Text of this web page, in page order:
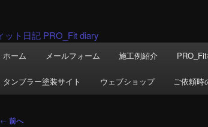
ホーム メールフォーム 施工例紹介
タンブラー塗装サイト ウェブショップ ご依頼時
投
← 前へ